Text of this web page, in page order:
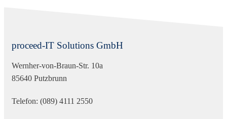
proceed-IT Solutions GmbH
Wernher-von-Braun-Str. 10a
85640 Putzbrunn
Telefon: (089) 4111 2550